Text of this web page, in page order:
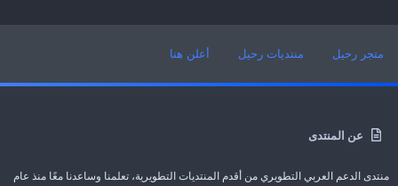
عن المنتدى
منتدى الدعم العربي التطويري من أقدم المنتديات التطويرية، تعلمنا وساعدنا معًا منذ عام
متجر رحيل منتديات رحيل أعلن هنا